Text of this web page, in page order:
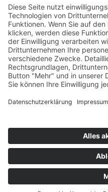
SUCHEN
KONTAKT
Fon02161 121 24
Mob0172 256 372 5
geschaeftsstelle@stiftung-